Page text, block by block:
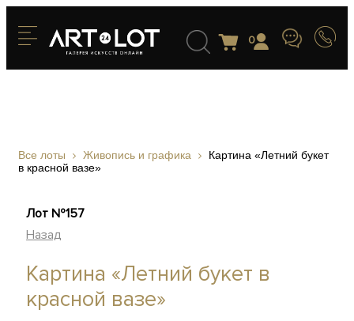
0
Все лоты Живопись и графика
Картина «Летний букет
в красной вазе»
Лот №157
Назад
Картина «Летний букет в
красной вазе»